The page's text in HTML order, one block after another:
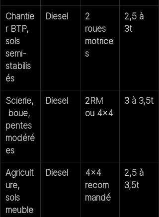
Chantie
r BTP,
sols
semi-
stabilis
és
Diesel
2
roues
motrice
s
2,5 à
3t
Scierie,
boue,
pentes
modéré
es
Diesel
2RM
ou 4x4
3 à 3,5t
Agricult
ure,
sols
meuble
Diesel
4x4
recom
mandé
2,5 à
3,5t